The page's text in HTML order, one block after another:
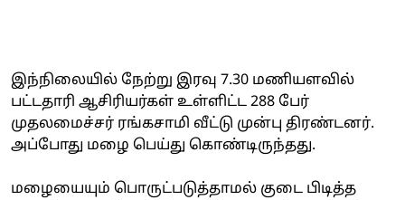
இந்நிலையில் நேற்று இரவு 7.30 மணியளவில்
பட்டதாரி ஆசிரியர்கள் உள்ளிட்ட 288 பேர்
முதலமைச்சர் ரங்கசாமி வீட்டு முன்பு திரண்டனர்.
அப்போது மழை பெய்து கொண்டிருந்தது.
மழையையும் பொருட்படுத்தாமல் குடை பிடித்த